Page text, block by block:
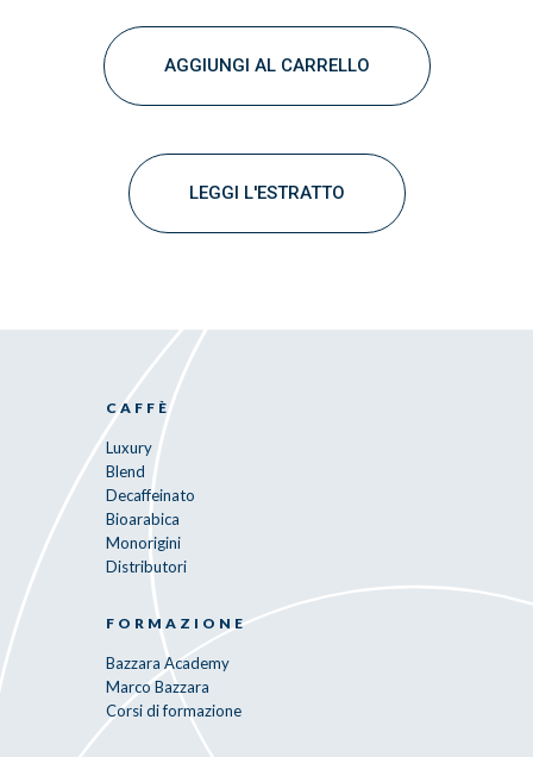
AGGIUNGI AL CARRELLO
LEGGI L'ESTRATTO
CAFFÈ
Luxury
Blend
Decaffeinato
Bioarabica
Monorigini
Distributori
FORMAZIONE
Bazzara Academy
Marco Bazzara
Corsi di formazione